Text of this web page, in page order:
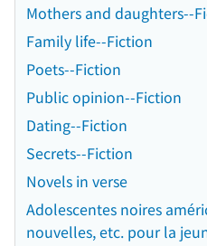
Mothers and daughters--
Family life--Fiction
Poets--Fiction
Public opinion--Fiction
Dating--Fiction
Secrets--Fiction
Novels in verse
Adolescentes noires
nouvelles, etc. pour la